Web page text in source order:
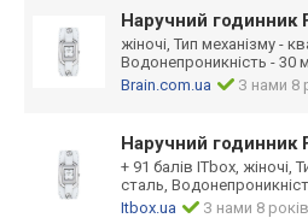
Наручний годинник
жіночі, Тип механізму -
Водонепроникність - 30
Brain.com.ua
З нами 8
Наручний годинник
+ 91 балів ITbox, жіночі,
сталь,
Itbox.ua
З нами 8 років